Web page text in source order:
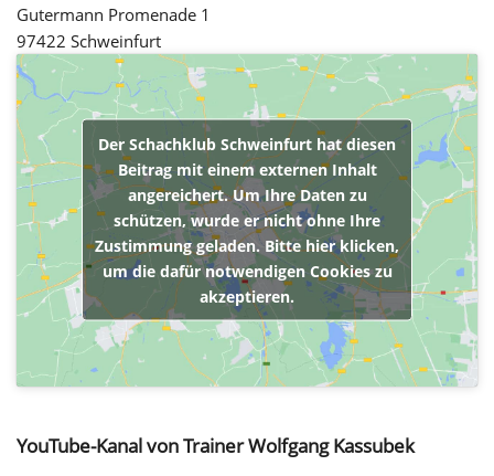
Gutermann Promenade 1
97422 Schweinfurt
Der Schachklub Schweinfurt hat diesen
Beitrag mit einem externen Inhalt
angereichert. Um Ihre Daten zu
schützen, wurde er nicht ohne Ihre
Zustimmung geladen. Bitte hier klicken,
um die dafür notwendigen Cookies zu
akzeptieren.
YouTube-Kanal von Trainer Wolfgang Kassubek